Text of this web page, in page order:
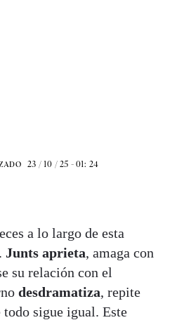
23 / 10 / 25 - 01: 24
a lo largo de esta
Junts aprieta, amaga con
su relación con el
desdramatiza, repite
todo sigue igual. Este